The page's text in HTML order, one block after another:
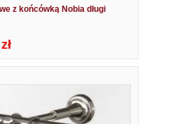
z końcówką Nobia długi